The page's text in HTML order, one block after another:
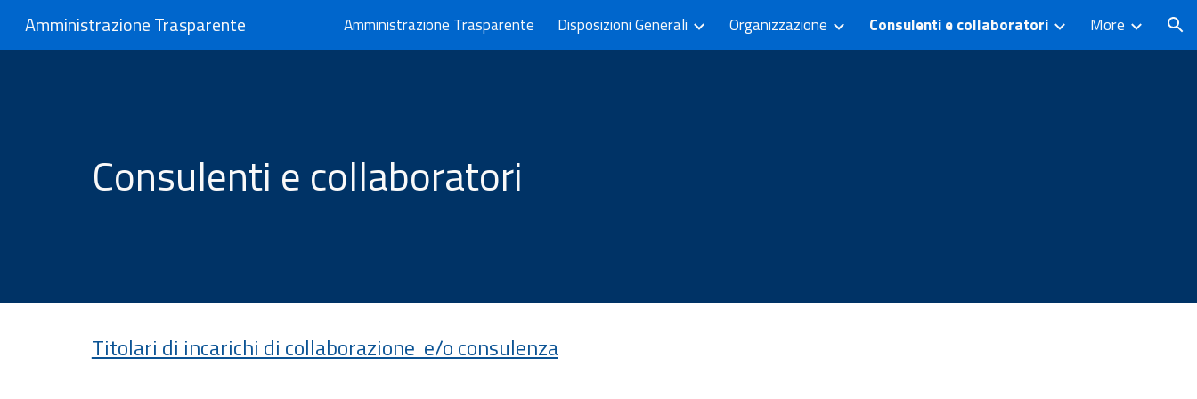
Skip to main content Skip to navigation
Amministrazione Trasparente Amministrazione Trasparente Disposizioni Generali Organizzazione Consulenti e collaboratori More
Consulenti e collaboratori
Titolari di incarichi di collaborazione e/o consulenza